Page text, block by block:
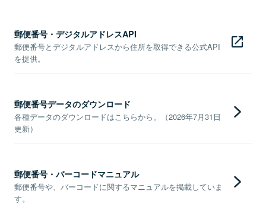
郵便番号・デジタルアドレスAPI
郵便番号とデジタルアドレスから住所を取得できる公式API
を提供。
郵便番号データのダウンロード
各種データのダウンロードはこちらから。（2026年7月31日
更新）
郵便番号・バーコードマニュアル
郵便番号や、バーコードに関するマニュアルを掲載していま
す。